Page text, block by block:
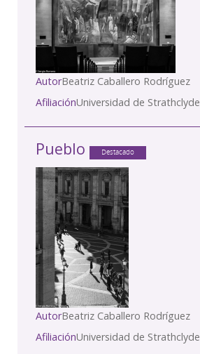
AutorBeatriz Caballero Rodríguez
AfiliaciónUniversidad de Strathclyde
Pueblo Destacado
AutorBeatriz Caballero Rodríguez
AfiliaciónUniversidad de Strathclyde